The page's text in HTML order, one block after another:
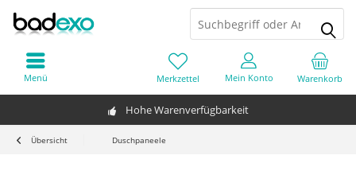
Hohe Warenverfügbarkeit
Warenkorb
Merkzettel Mein Konto
Menü
Übersicht Duschpaneele